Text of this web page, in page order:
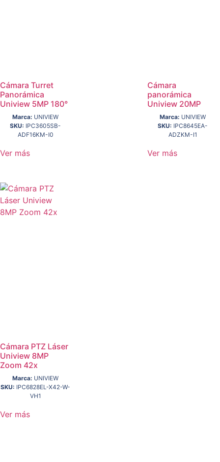
Cámara Turret
Panorámica
Uniview 5MP 180°
Marca: UNIVIEW
SKU: IPC3605SB-
ADF16KM-I0
Ver más
Cámara
panorámica
Uniview 20MP
Marca: UNIVIEW
SKU: IPC8645EA-
ADZKM-I1
Ver más
Cámara PTZ Láser
Uniview 8MP
Zoom 42x
Marca: UNIVIEW
SKU: IPC6828EL-X42-W-
VH1
Ver más